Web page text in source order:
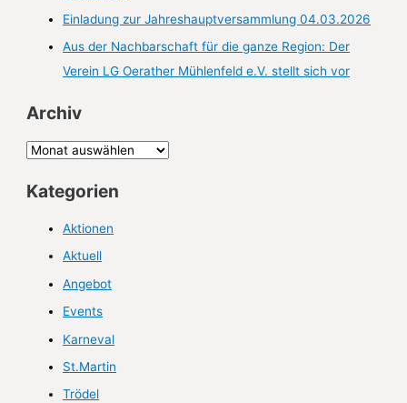
Einladung zur Jahreshauptversammlung 04.03.2026
Aus der Nachbarschaft für die ganze Region: Der
Verein LG Oerather Mühlenfeld e.V. stellt sich vor
Archiv
A
c
Kategorien
Aktionen
Aktuell
Angebot
Events
Karneval
St.Martin
Trödel